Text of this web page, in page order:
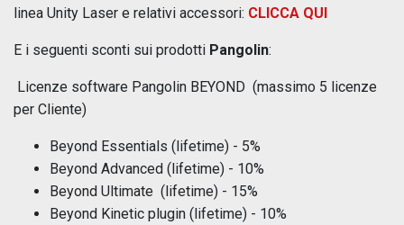
linea Unity Laser e relativi accessori: CLICCA QUI
E i seguenti sconti sui prodotti Pangolin:
Licenze software Pangolin BEYOND (massimo 5 licenze
per Cliente)
Beyond Essentials (lifetime) - 5%
Beyond Advanced (lifetime) - 10%
Beyond Ultimate (lifetime) - 15%
Beyond Kinetic plugin (lifetime) - 10%